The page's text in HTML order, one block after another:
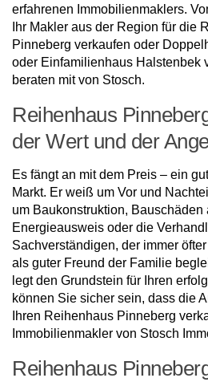
erfahrenen Immobilienmaklers.
Ihr Makler aus der Region für die
Pinneberg verkaufen oder
oder Einfamilienhaus Halstenbek
beraten mit von Stosch.
Reihenhaus
der Wert und der
Es fängt an mit dem Preis – ein
Markt. Er weiß um Vor und
um Baukonstruktion, Bauschäden
Energieausweis oder die
Sachverständigen, der immer
als guter Freund der Familie
legt den Grundstein für Ihren
können Sie sicher sein, dass die
Ihren Reihenhaus Pinneberg
Immobilienmakler von Stosch
Reihenhaus